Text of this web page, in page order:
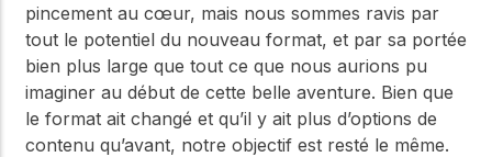
pincement au cœur, mais nous sommes ravis par
tout le potentiel du nouveau format, et par sa portée
bien plus large que tout ce que nous aurions pu
imaginer au début de cette belle aventure. Bien que
le format ait changé et qu’il y ait plus d’options de
contenu qu’avant, notre objectif est resté le même.